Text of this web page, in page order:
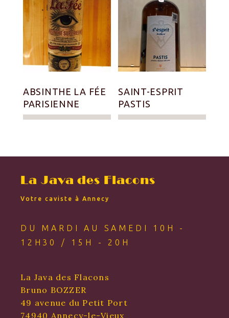
ABSINTHE LA FÉE
PARISIENNE
SAINT-ESPRIT
PASTIS
La Java des Flacons
Votre caviste à Annecy
DU MARDI AU SAMEDI 10H -
12H30 / 15H - 20H
La Java des Flacons
Bruno BOZZER
49 avenue du Petit Port
74940 Annecy-le-Vieux